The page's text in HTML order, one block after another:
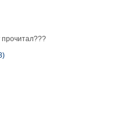
прочитал???